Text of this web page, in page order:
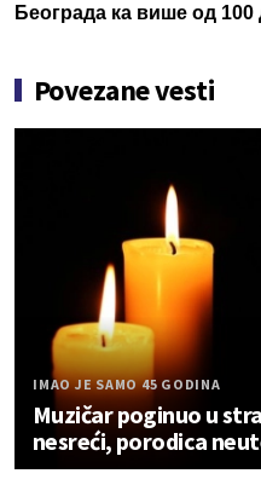
Београда ка више од 100
Povezane vesti
IMAO JE SAMO 45 GODINA
Muzičar poginuo u
nesreći, porodica